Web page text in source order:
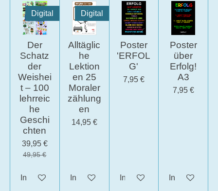
Digital
Der
Schatz
der
Weishei
t – 100
lehrreic
he
Geschi
chten
39,95 €
49,95 €
In den Warenkorb
Digital
Alltäglic
he
Lektion
en 25
Moraler
zählung
en
14,95 €
In den Warenkorb
Poster
'ERFOL
G'
7,95 €
In den Warenkorb
Poster
über
Erfolg!
A3
7,95 €
In den